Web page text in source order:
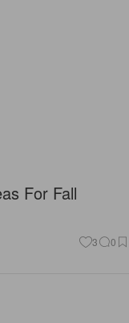
For Fall
3 0